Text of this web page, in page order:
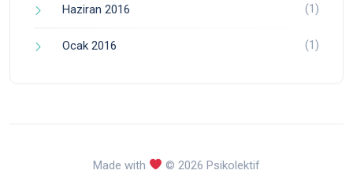
Haziran 2016 (1)
Ocak 2016 (1)
Made with © 2026 Psikolektif